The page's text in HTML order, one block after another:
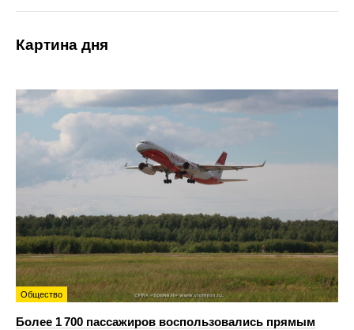
Картина дня
Общество
Более 1 700 пассажиров воспользовались прямым